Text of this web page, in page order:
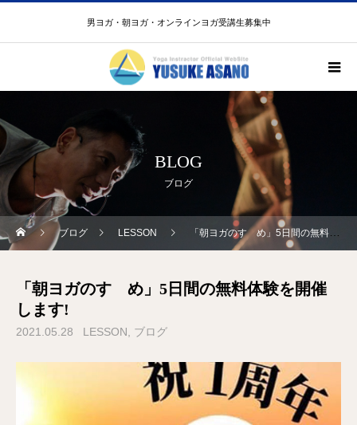
男ヨガ・朝ヨガ・オンラインヨガ受講生募集中
BLOG
ブログ
ブログ LESSON 「朝ヨガのすゝめ」5日間の無料体験を開催します!
「朝ヨガのすゝめ」5日間の無料体験を開催
します!
2021.05.28 LESSON ブログ